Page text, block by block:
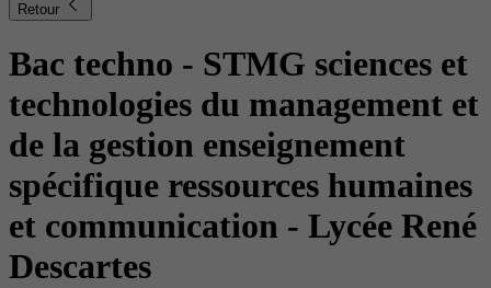
Retour
Bac techno - STMG sciences et
technologies du management et
de la gestion enseignement
spécifique ressources humaines
et communication - Lycée René
Descartes